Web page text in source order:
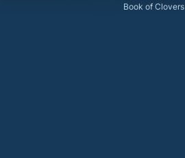
Book of Clovers